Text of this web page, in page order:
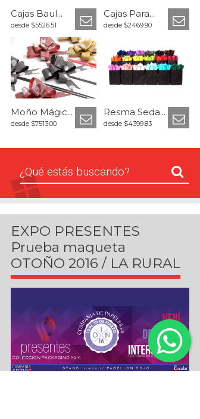
Cajas Baul...
desde $5526.51
Cajas Para...
desde $2469.90
Moño Mágic...
desde $7513.00
Resma Seda...
desde $4399.83
EXPO PRESENTES
Prueba maqueta
OTOÑO 2016 / LA RURAL